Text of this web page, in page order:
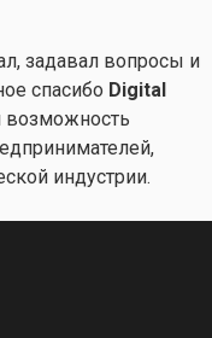
задавал вопросы и
спасибо Digital
возможность
индустрии.